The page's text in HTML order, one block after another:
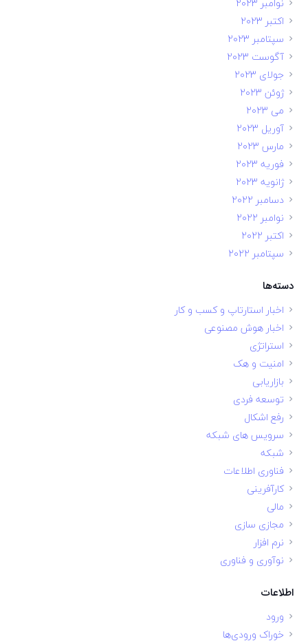
اکتبر 2023
سپتامبر 2023
آگوست 2023
جولای 2023
ژوئن 2023
می 2023
آوریل 2023
مارس 2023
فوریه 2023
ژانویه 2023
دسامبر 2022
نوامبر 2022
اکتبر 2022
سپتامبر 2022
دسته‌ها
اخبار استارتاپ و کسب و کار
اخبار هوش مصنوعی
استراتژی
امنیت و هک
بازاریابی
توسعه فردی
رفع اشکال
سرویس های شبکه
شبکه
فناوری اطلاعات
کارآفرینی
مالی
مجازی سازی
نرم افزار
نوآوری و فناوری
اطلاعات
ورود
خوراک ورودی‌ها